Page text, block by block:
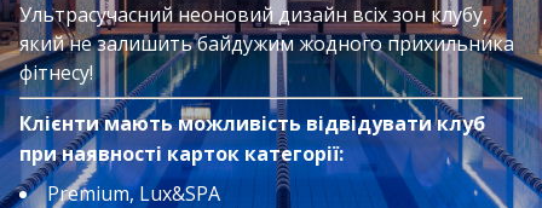
Ультрасучасний неоновий дизайн всіх зон клубу,
який не залишить байдужим жодного прихильника
фітнесу!
Клієнти мають можливість відвідувати клуб
при наявності карток категорії:
Premium, Lux&SPA